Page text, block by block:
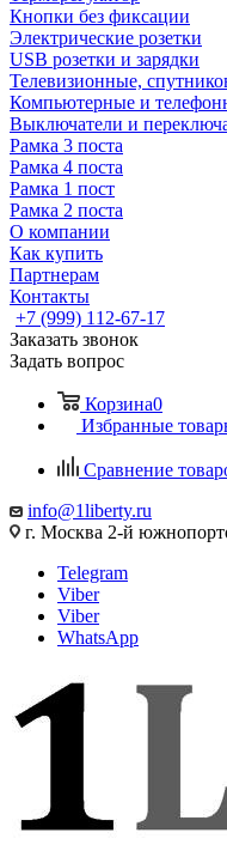
Кнопки без фиксации
Электрические розетки
USB розетки и зарядки
Телевизионные,
Компьютерные и
Выключатели и
Рамка 3 поста
Рамка 4 поста
Рамка 1 пост
Рамка 2 поста
О компании
Как купить
Партнерам
Контакты
+7 (999) 112-67-17
Заказать звонок
Задать вопрос
Корзина0
Избранные
Сравнение
info@1liberty.ru
г. Москва 2-й
Telegram
Viber
Viber
WhatsApp